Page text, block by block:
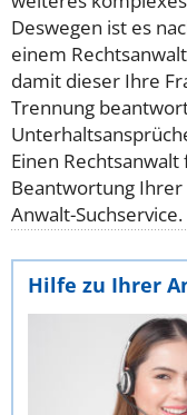
Deswegen ist es
einem
damit dieser Ihre
Trennung
Einen Rechtsanwalt
Beantwortung
Anwalt-Suchservice.
Hilfe zu Ihrer